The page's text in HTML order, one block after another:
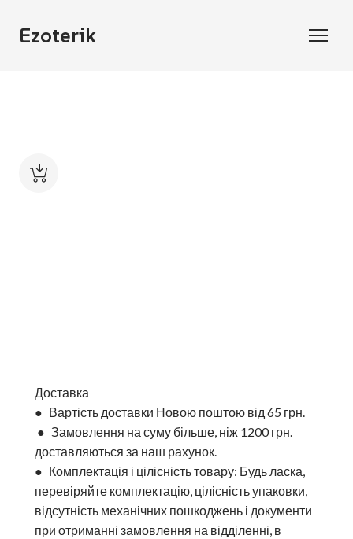
Ezoterik
Доставка
● Вартість доставки Новою поштою від 65 грн.
● Замовлення на суму більше, ніж 1200 грн.
доставляються за наш рахунок.
● Комплектація і цілісність товару: Будь ласка,
перевіряйте комплектацію, цілісність упаковки,
відсутність механічних пошкоджень і документи
при отриманні замовлення на відділенні, в